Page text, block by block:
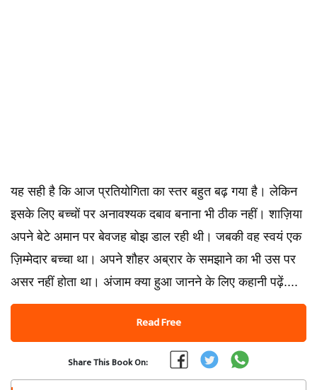
यह सही है कि आज प्रतियोगिता का स्तर बहुत बढ़ गया है। लेकिन
इसके लिए बच्चों पर अनावश्यक दबाव बनाना भी ठीक नहीं। शाज़िया
अपने बेटे अमान पर बेवजह बोझ डाल रही थी। जबकी वह स्वयं एक
ज़िम्मेदार बच्चा था। अपने शौहर अब्रार के समझाने का भी उस पर
असर नहीं होता था। अंजाम क्या हुआ जानने के लिए कहानी पढ़ें....
Read Free
Share This Book On: